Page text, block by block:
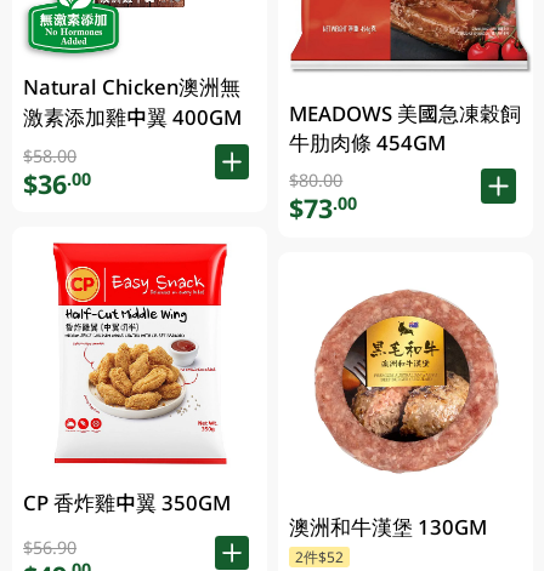
Natural Chicken澳洲無
激素添加雞中翼 400GM
$58.00
$36.00
CP 香炸雞中翼 350GM
$56.90
MEADOWS 美國急凍穀飼
牛肋肉條 454GM
$80.00
$73.00
澳洲和牛漢堡 130GM
2件$52